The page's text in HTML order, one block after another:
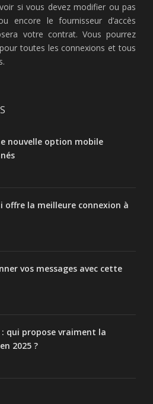
si vous devez modifier ou pas
encore le fournisseur d’accès
votre contrat. Vous pourrez
toutes les connexions et tous
nouvelle option mobile
offre la meilleure connexion à
vos messages avec cette
: qui propose vraiment la
2025 ?